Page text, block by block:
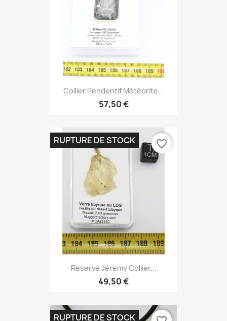
Collier Pendentif Météorite...
57,50 €
Reservé Jéremy Collier...
49,50 €
RUPTURE DE STOCK favorite_border
RUPTURE DE STOCK